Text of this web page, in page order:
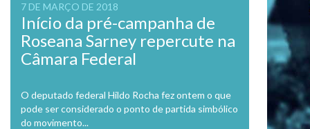
7 DE MARÇO DE 2018
Início da pré-campanha de
Roseana Sarney repercute na
Câmara Federal
O deputado federal Hildo Rocha fez ontem o que
pode ser considerado o ponto de partida simbólico
do movimento...